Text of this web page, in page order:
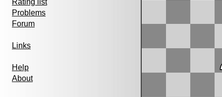
Rating list
Problems
Forum
Links
Help
About